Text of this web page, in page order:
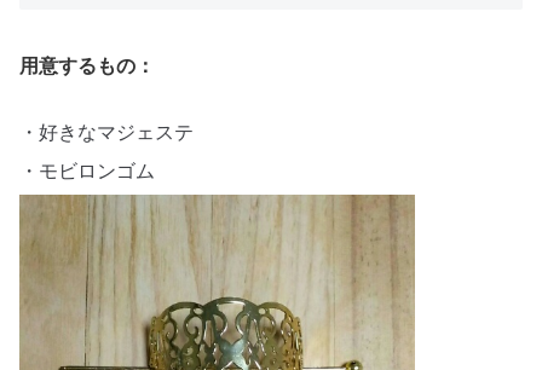
用意するもの：
・好きなマジェステ
・モビロンゴム